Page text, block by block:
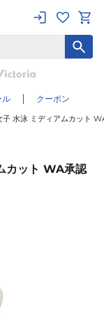
ル クーポン
子 水泳 ミディアムカット
カット WA承認